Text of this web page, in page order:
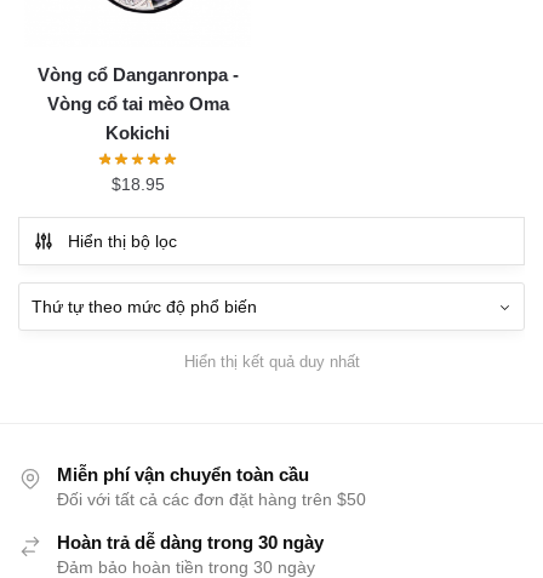
Vòng cổ Danganronpa -
Vòng cổ tai mèo Oma
Kokichi
$18.95
Hiển thị bộ lọc
Hiển thị kết quả duy nhất
Miễn phí vận chuyển toàn cầu
Đối với tất cả các đơn đặt hàng trên $50
Hoàn trả dễ dàng trong 30 ngày
Đảm bảo hoàn tiền trong 30 ngày